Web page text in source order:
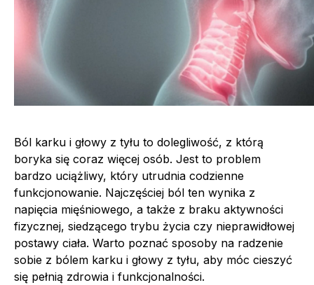
Ból karku i głowy z tyłu to dolegliwość, z którą
boryka się coraz więcej osób. Jest to problem
bardzo uciążliwy, który utrudnia codzienne
funkcjonowanie. Najczęściej ból ten wynika z
napięcia mięśniowego, a także z braku aktywności
fizycznej, siedzącego trybu życia czy nieprawidłowej
postawy ciała. Warto poznać sposoby na radzenie
sobie z bólem karku i głowy z tyłu, aby móc cieszyć
się pełnią zdrowia i funkcjonalności.